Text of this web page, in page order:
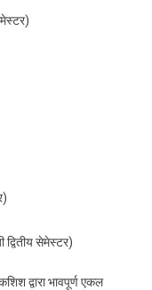
द्वितीय सेमेस्टर)
द्वारा भावपूर्ण एकल